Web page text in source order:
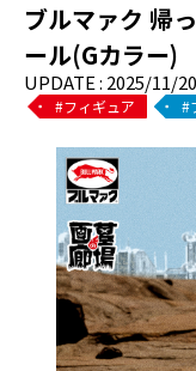
ブルマァク 帰
ール(Gカラー)
UPDATE : 2025/11/20
フィギュア